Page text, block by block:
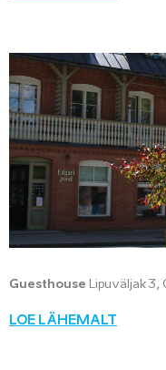
Guesthouse Lipuväljak 3,
LOE LÄHEMALT